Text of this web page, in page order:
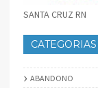
SANTA CRUZ RN
CATEGORIAS
ABANDONO